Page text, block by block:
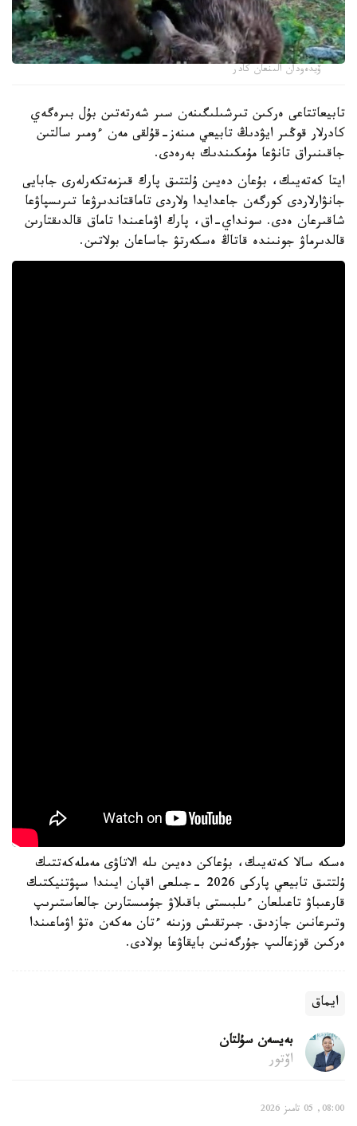
ۆيدەودان الىنعان كادر
تابيعاتتاعى ەركىن تىرشىلىگىنەن سىر شەرتەتىن بۇل بىرەگەي
كادرلار قوڭىر ايۋدىڭ تابيعي مىنەز-قۇلقى مەن ءومىر سالتىن
جاقىنىراق تانۋعا مۇمكىندىك بەرەدى.
ايتا كەتەيىك، بۇعان دەيىن ۇلتتىق پارك قىزمەتكەرلەرى جابايى
جانۋارلاردى كورگەن جاعدايدا ولاردى تاماقتاندىرۋعا تىرىسپاۋعا
شاقىرعان ەدى. سونداي-اق، پارك اۋماعىندا تاماق قالدىقتارىن
قالدىرماۋ جونىندە قاتاڭ ەسكەرتۋ جاساعان بولاتىن.
ەسكە سالا كەتەيىك، بۇعاكن دەيىن ىلە الاتاۋى مەملەكەتتىك
ۇلتتىق تابيعي پاركى 2026 -جىلعى اقپان ايىندا سپۋتنيكتىك
قارعىباۋ تاعىلعان ءىلبىستى باقىلاۋ جۇمىستارىن جالعاستىرىپ
وتىرعانىن جازدىق. جىرتقىش وزىنە ءتان مەكەن ەتۋ اۋماعىندا
ەركىن قوزعالىپ جۇرگەنىن بايقاۋعا بولادى.
ايماق
بەيسەن سۇلتان
اۆتور
08:00, 05 تامىز 2026